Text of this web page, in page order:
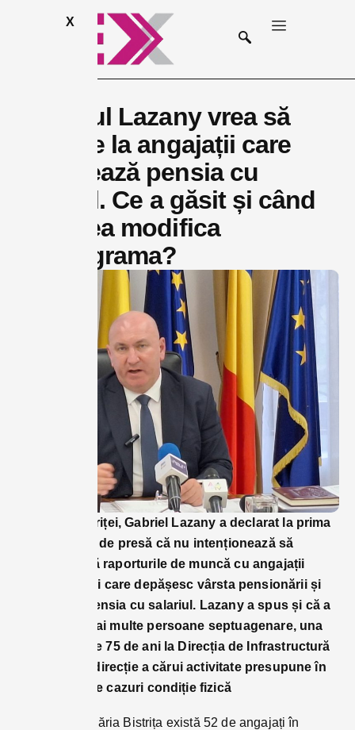
X
Primarul Lazany vrea să
renunțe la angajații care
cumulează pensia cu
salariul. Ce a găsit și când
va putea modifica
organigrama?
Primarul Bistriței, Gabriel Lazany a declarat la prima
sa conferință de presă că nu intenționează să
prelungească raporturile de muncă cu angajații
municipalității care depășesc vârsta pensionării și
cumulează pensia cu salariul. Lazany a spus și că a
descoperit mai multe persoane septuagenare, una
chiar de peste 75 de ani la Direcția de Infrastructură
și Servicii, o direcție a cărui activitate presupune în
cele mai multe cazuri condiție fizică
În total în Primăria Bistrița există 52 de angajați în